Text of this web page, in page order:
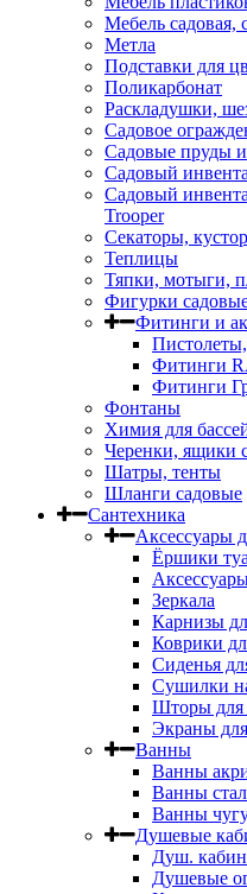
Мебель садовая,
Метла
Подставки для
Поликарбонат
Раскладушки,
Садовое
Садовые пруды
Садовый
Садовый
Trooper
Секаторы,
Теплицы
Тяпки, мотыги,
Фигурки
Фитинги и
Фитинги
Фитинги
Фонтаны
Химия для
Черенки, ящики
Шатры, тенты
Шланги садовые
Сантехника
Аксессуары
Ёршики
Зеркала
Карнизы
Коврики
Сиденья
Сушилки
Шторы для
Экраны
Ванны
Ванны
Ванны
Ванны
Душевые
Душ.
Душевые